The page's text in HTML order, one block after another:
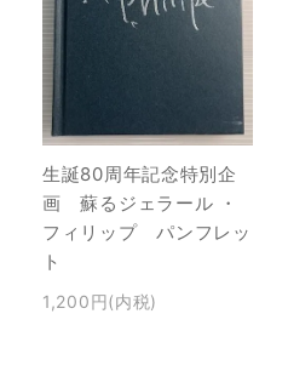
生誕80周年記念特別企
画 蘇るジェラール ・
フィリップ パンフレッ
ト
1,200円(内税)